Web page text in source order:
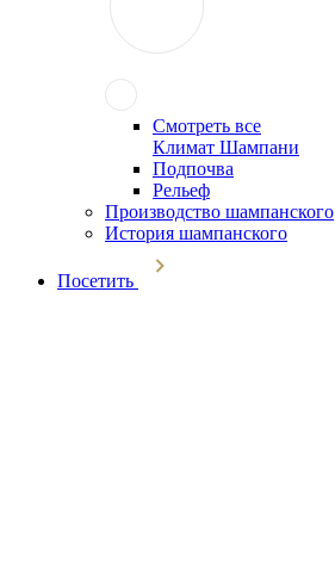
Смотреть все
Климат Шампани
Подпочва
Рельеф
Производство шампанского
История шампанского
Посетить